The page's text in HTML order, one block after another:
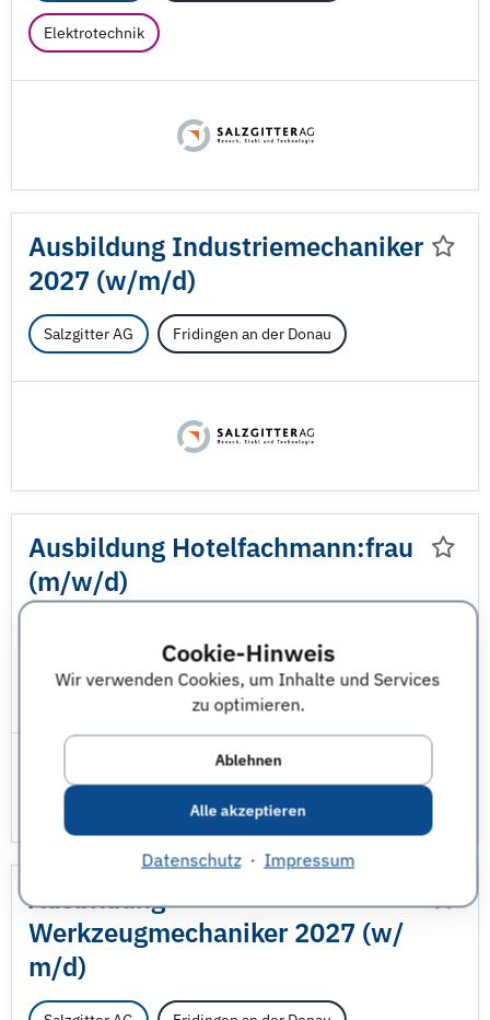
Cookie-Hinweis
Wir verwenden Cookies, um Inhalte und Services
zu optimieren.
Ablehnen
Alle akzeptieren
Datenschutz· Impressum
Elektrotechnik
Ausbildung Industriemechaniker
2027 (w/m/d)
Salzgitter AG Fridingen an der Donau
Ausbildung Hotelfachmann:frau
(m/w/d)
BWL Chemie Tourismus
Ausbildung
Werkzeugmechaniker 2027 (w/
m/d)